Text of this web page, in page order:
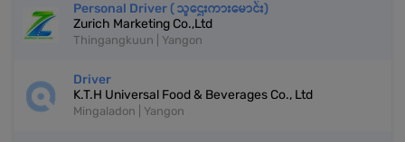
Personal Driver ( သူဌေးကားမောင်း)
Zurich Marketing Co.,Ltd
Thingangkuun | Yangon
Driver
K.T.H Universal Food & Beverages Co., Ltd
Mingaladon | Yangon